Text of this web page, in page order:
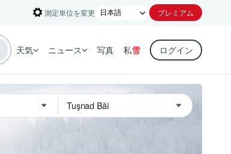
測定単位を変更 プレミアム
天気 ニュース 写真 私雪 ログイン